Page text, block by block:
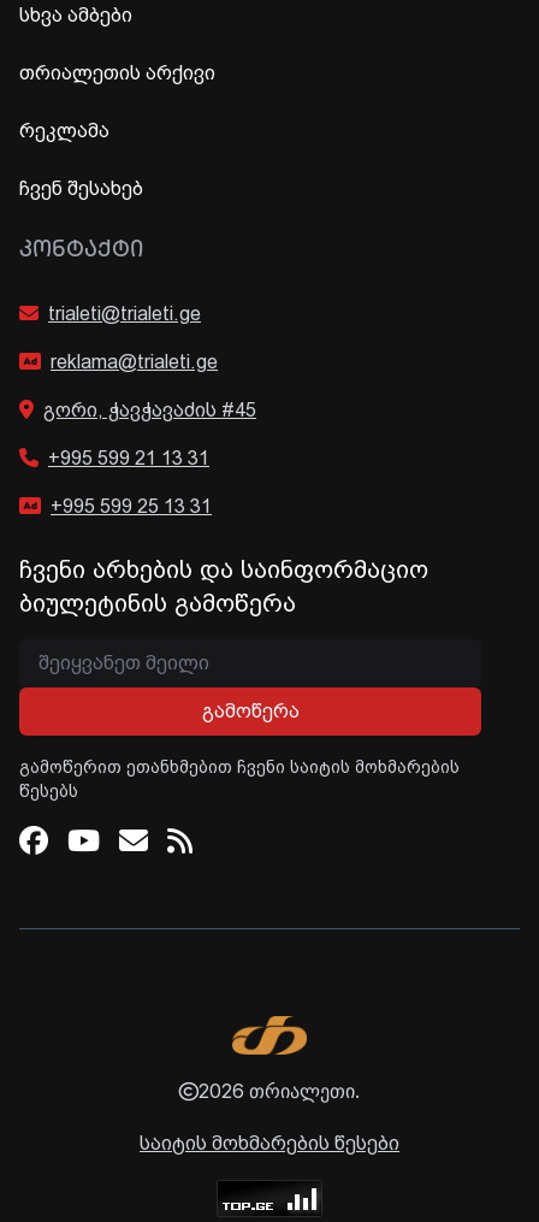
სხვა ამბები
თრიალეთის არქივი
რეკლამა
ჩვენ შესახებ
ᲙᲝᲜᲢᲐᲥᲢᲘ
trialeti@trialeti.ge
reklama@trialeti.ge
გორი, ჭავჭავაძის #45
+995 599 21 13 31
+995 599 25 13 31
ჩვენი არხების და საინფორმაციო
ბიულეტინის გამოწერა
გამოწერა
გამოწერით ეთანხმებით ჩვენი საიტის მოხმარების
წესებს
Facebook
Youtube
Email
RSS
2026 თრიალეთი.
საიტის მოხმარების წესები